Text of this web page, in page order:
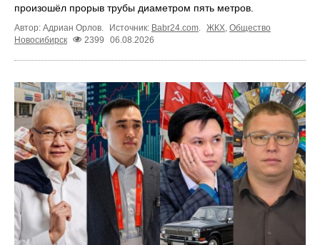
произошёл прорыв трубы диаметром пять метров.
Автор: Адриан Орлов. Источник: Babr24.com. ЖКХ, Общество
Новосибирск
2399 06.08.2026